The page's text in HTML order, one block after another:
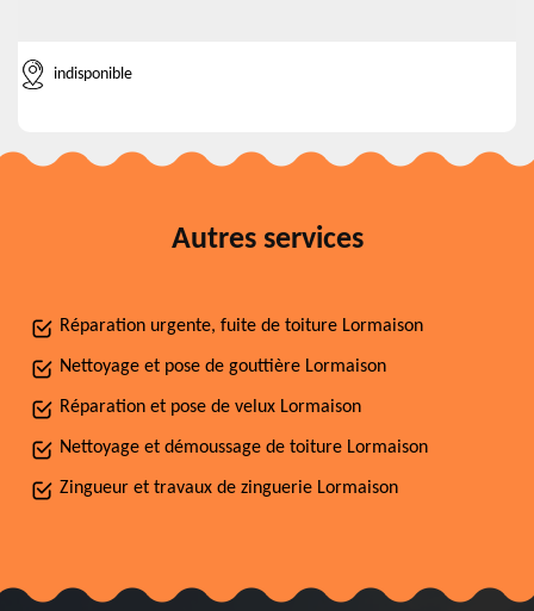
indisponible
Autres services
Réparation urgente, fuite de toiture Lormaison
Nettoyage et pose de gouttière Lormaison
Réparation et pose de velux Lormaison
Nettoyage et démoussage de toiture Lormaison
Zingueur et travaux de zinguerie Lormaison